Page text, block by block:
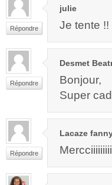
Répondre
julie
Je tente
Répondre
Desmet
Bonjour,
Super
Répondre
Lacaze